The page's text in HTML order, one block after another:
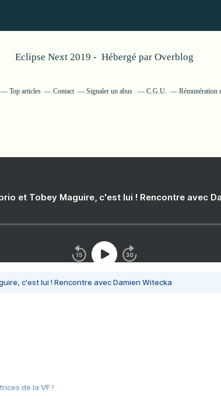
Eclipse Next 2019 - Hébergé par Overblog
Top articles Contact Signaler un abus C.G.U. Rémunération
et Tobey Maguire, c'est lui ! Rencontre avec
c'est lui ! Rencontre avec Damien Witecka
de la VF !